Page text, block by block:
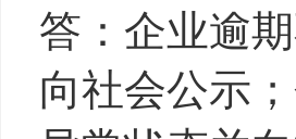
答：企业逾
向社会公示